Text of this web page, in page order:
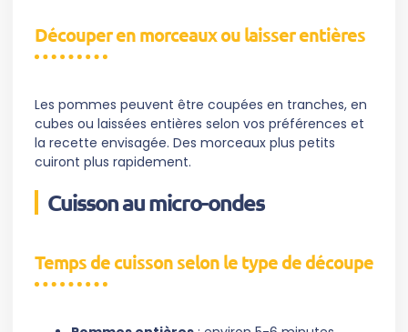
Découper en morceaux ou laisser entières
Les pommes peuvent être coupées en tranches, en
cubes ou laissées entières selon vos préférences et
la recette envisagée. Des morceaux plus petits
cuiront plus rapidement.
Cuisson au micro-ondes
Temps de cuisson selon le type de découpe